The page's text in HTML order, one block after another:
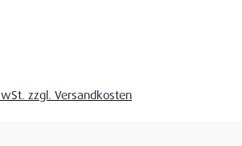
zzgl. Versandkosten